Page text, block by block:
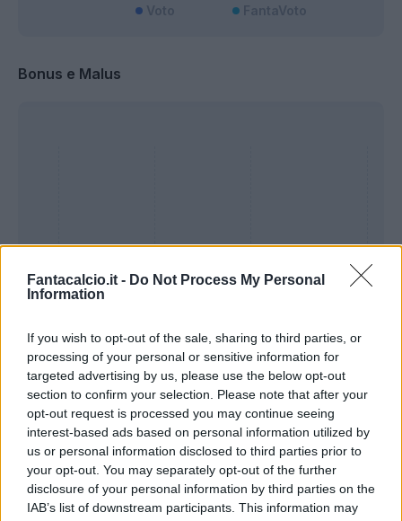
Fantacalcio.it - Do Not Process My Personal
Information
If you wish to opt-out of the sale, sharing to third parties, or
processing of your personal or sensitive information for
targeted advertising by us, please use the below opt-out
section to confirm your selection. Please note that after your
opt-out request is processed you may continue seeing
interest-based ads based on personal information utilized by
us or personal information disclosed to third parties prior to
your opt-out. You may separately opt-out of the further
disclosure of your personal information by third parties on the
IAB’s list of downstream participants. This information may
Bonus e Malus
Bonus Malus
Presenze a
voto